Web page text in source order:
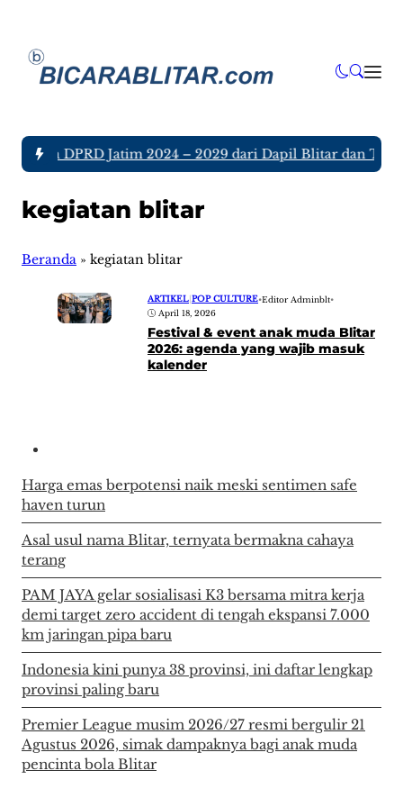
DPRD Jatim 2024 – 2029 dari Dapil Blitar dan
kegiatan blitar
Beranda » kegiatan blitar
ARTIKEL POP CULTURE•Editor Adminblt•
April 18, 2026
Festival & event anak muda Blitar
2026: agenda yang wajib masuk
kalender
Harga emas berpotensi naik meski sentimen safe
haven turun
Asal usul nama Blitar, ternyata bermakna cahaya
terang
PAM JAYA gelar sosialisasi K3 bersama mitra kerja
demi target zero accident di tengah ekspansi 7.000
km jaringan pipa baru
Indonesia kini punya 38 provinsi, ini daftar lengkap
provinsi paling baru
Premier League musim 2026/27 resmi bergulir 21
Agustus 2026, simak dampaknya bagi anak muda
pencinta bola Blitar